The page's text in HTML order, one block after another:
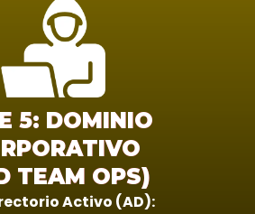
5: DOMINIO
TEAM OPS)
Activo (AD):